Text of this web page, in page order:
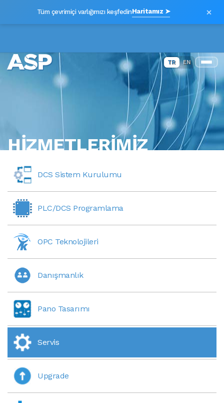
Tüm çevrimiçi varlığımızı keşfedinHaritamız ➤ ×
TR EN
HİZMETLERİMİZ
DCS Sistem Kurulumu
PLC/DCS Programlama
OPC Teknolojileri
Danışmanlık
Pano Tasarımı
Servis
Upgrade